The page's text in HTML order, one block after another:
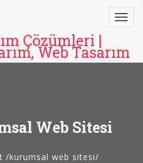
Web Sitesi
/kurumsal web sitesi/